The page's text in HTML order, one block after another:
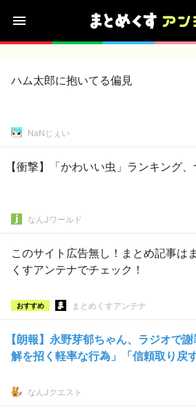
ハム太郎に抱いてる偏見
NaNじぇい
【衝撃】「かわいい虫」ランキング
なんJワールド
このサイト広告無し！まとめ記事は
くすアンテナでチェック！
おすすめ まとめくすアンテナ
【朗報】永野芽郁ちゃん、ラジオで
解を招く軽率な行為」「信頼取り戻す
なんJクエスト